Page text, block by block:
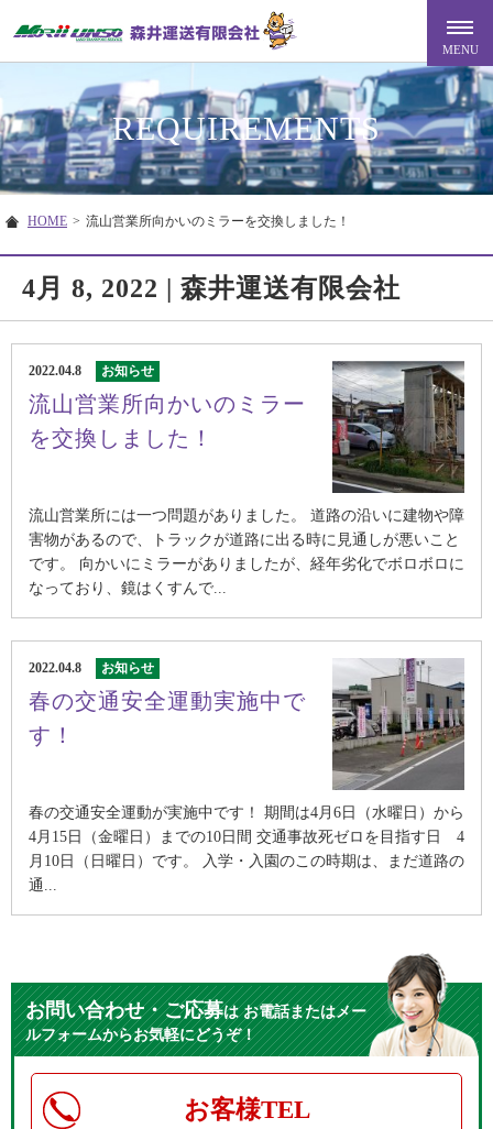
REQUIREMENTS
HOME > 流山営業所向かいのミラーを交換しました！
4月 8, 2022 | 森井運送有限会社
2022.04.8 お知らせ
流山営業所向かいのミラー
を交換しました！
流山営業所には一つ問題がありました。 道路の沿いに建物や障
害物があるので、トラックが道路に出る時に見通しが悪いこと
です。 向かいにミラーがありましたが、経年劣化でボロボロに
なっており、鏡はくすんで...
2022.04.8 お知らせ
春の交通安全運動実施中で
す！
春の交通安全運動が実施中です！ 期間は4月6日（水曜日）から
4月15日（金曜日）までの10日間 交通事故死ゼロを目指す日 4
月10日（日曜日）です。 入学・入園のこの時期は、まだ道路の
通...
お問い合わせ・ご応募はお電話またはメー
ルフォームからお気軽にどうぞ！
お客様TEL